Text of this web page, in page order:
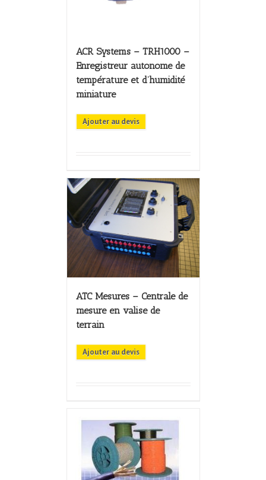
ACR Systems – TRH1000 –
Enregistreur autonome de
température et d’humidité
miniature
Ajouter au devis
ATC Mesures – Centrale de
mesure en valise de
terrain
Ajouter au devis